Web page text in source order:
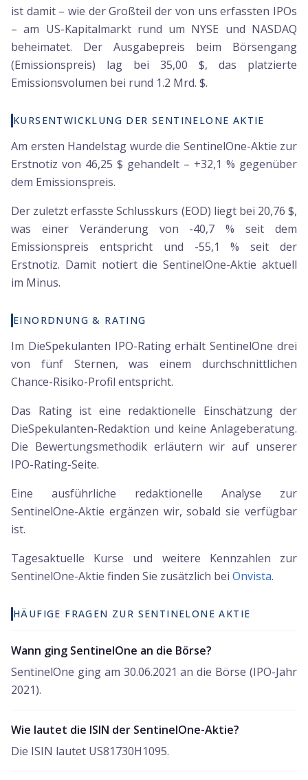
ist damit – wie der Großteil der von uns erfassten IPOs
– am US-Kapitalmarkt rund um NYSE und NASDAQ
beheimatet. Der Ausgabepreis beim Börsengang
(Emissionspreis) lag bei 35,00 $, das platzierte
Emissionsvolumen bei rund 1.2 Mrd. $.
KURSENTWICKLUNG DER SENTINELONE AKTIE
Am ersten Handelstag wurde die SentinelOne-Aktie zur
Erstnotiz von 46,25 $ gehandelt – +32,1 % gegenüber
dem Emissionspreis.
Der zuletzt erfasste Schlusskurs (EOD) liegt bei 20,76 $,
was einer Veränderung von -40,7 % seit dem
Emissionspreis entspricht und -55,1 % seit der
Erstnotiz. Damit notiert die SentinelOne-Aktie aktuell
im Minus.
EINORDNUNG & RATING
Im DieSpekulanten IPO-Rating erhält SentinelOne drei
von fünf Sternen, was einem durchschnittlichen
Chance-Risiko-Profil entspricht.
Das Rating ist eine redaktionelle Einschätzung der
DieSpekulanten-Redaktion und keine Anlageberatung.
Die Bewertungsmethodik erläutern wir auf unserer
IPO-Rating-Seite.
Eine ausführliche redaktionelle Analyse zur
SentinelOne-Aktie ergänzen wir, sobald sie verfügbar
ist.
Tagesaktuelle Kurse und weitere Kennzahlen zur
SentinelOne-Aktie finden Sie zusätzlich bei Onvista.
HÄUFIGE FRAGEN ZUR SENTINELONE AKTIE
Wann ging SentinelOne an die Börse?
SentinelOne ging am 30.06.2021 an die Börse (IPO-Jahr
2021).
Wie lautet die ISIN der SentinelOne-Aktie?
Die ISIN lautet US81730H1095.